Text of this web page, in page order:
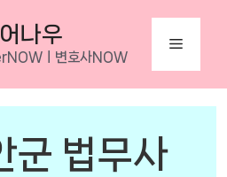
나우
ㅣ변호사NOW
Menu
군 법무사